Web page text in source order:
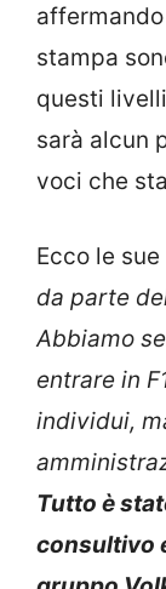
stampa
questi
sarà alcun
voci che
Ecco le sue
da parte
Abbiamo
entrare in
individui,
Tutto è
consultivo